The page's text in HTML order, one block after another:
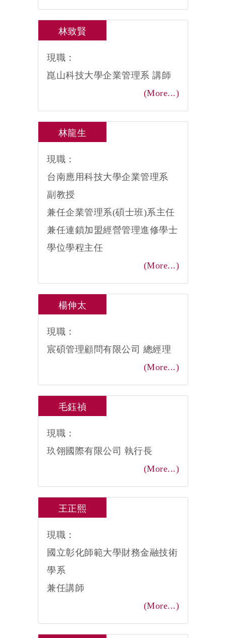
林致賢
現職：
崑山科技大學企業管理系 講師
(More...)
林龍生
現職：
台南應用科技大學企業管理系
副教授
兼任企業管理系(碩士班)系主任
兼任連鎖加盟經營管理進修學士
學位學程主任
(More...)
楊伸太
現職：
宸碩管理顧問有限公司 總經理
(More...)
毛鈺禎
現職：
玖翎國際有限公司 執行長
(More...)
王正熙
現職：
國立彰化師範大學財務金融技術
學系
兼任講師
(More...)